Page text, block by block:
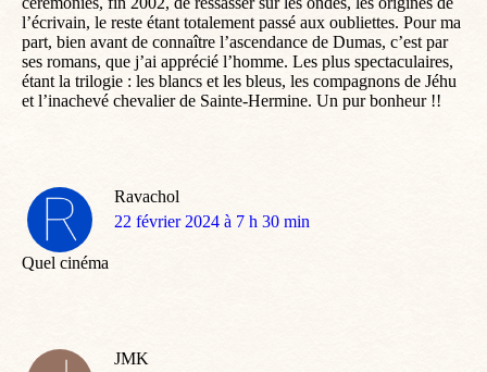
l’écrivain, le reste étant totalement passé aux oubliettes. Pour ma
part, bien avant de connaître l’ascendance de Dumas, c’est par
ses romans, que j’ai apprécié l’homme. Les plus spectaculaires,
étant la trilogie : les blancs et les bleus, les compagnons de Jéhu
et l’inachevé chevalier de Sainte-Hermine. Un pur bonheur !!
Ravachol
dit
22 février 2024 à 7 h 30 min
Quel cinéma
JMK